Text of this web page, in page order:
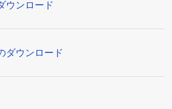
ウンロード
ダウンロード